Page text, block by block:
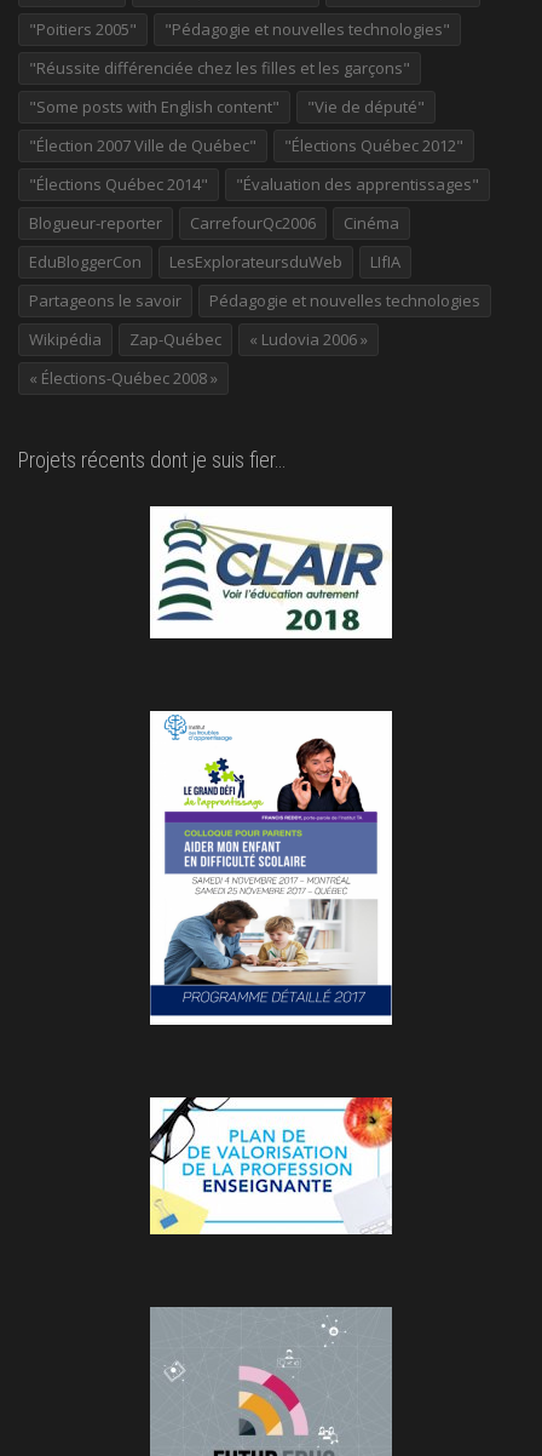
"Poitiers 2005"
"Pédagogie et nouvelles technologies"
"Réussite différenciée chez les filles et les garçons"
"Some posts with English content"
"Vie de député"
"Élection 2007 Ville de Québec"
"Élections Québec 2012"
"Élections Québec 2014"
"Évaluation des apprentissages"
Blogueur-reporter
CarrefourQc2006
Cinéma
EduBloggerCon
LesExplorateursduWeb
LIfIA
Partageons le savoir
Pédagogie et nouvelles technologies
Wikipédia
Zap-Québec
« Ludovia 2006 »
« Élections-Québec 2008 »
Projets récents dont je suis fier…